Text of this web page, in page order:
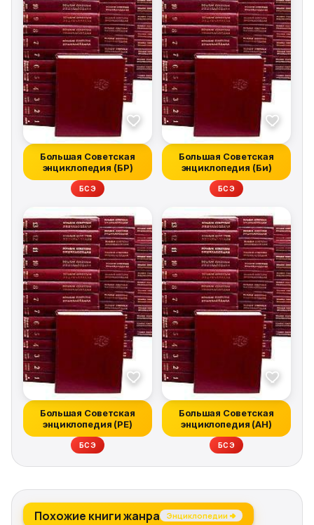
Большая Советская
энциклопедия (БР)
БСЭ
Большая Советская
энциклопедия (Би)
БСЭ
Большая Советская
энциклопедия (РЕ)
БСЭ
Большая Советская
энциклопедия (АН)
БСЭ
Похожие книги жанра Энциклопедии →